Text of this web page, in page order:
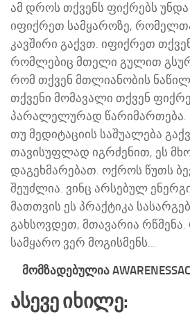
ამ დროს თქვენს ფიქრებს
იფიქრეთ სამყაროზე,
კავშირი გაქვთ. იფიქრეთ
რომლებიც მთელი გულით
რომ თქვენ მთლიანობის
თქვენი მომავალი თქვენ
პარალელურად წარიმართება.
თუ მედიტაციის საშუალება
თავისუფლად იგრძენით, ეს
დაგეხმარებათ. ოქროს წუთს
შეუძლია. ვინც არსებულ
მათთვის ეს პრაქტიკა
გახსოვდეთ, მთავარია რწმენა.
სამყარო ვერ მოგისმენს…
ᲛᲝᲛᲖᲐᲓᲔᲑᲣᲚᲘᲐ
Ასევე Იხილე: